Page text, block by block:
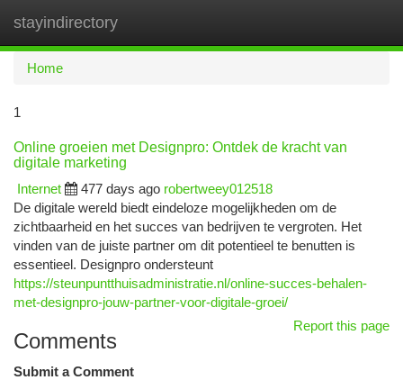
stayindirectory
Home
1
Online groeien met Designpro: Ontdek de kracht van
digitale marketing
Internet
477 days ago robertweey012518
De digitale wereld biedt eindeloze mogelijkheden om de
zichtbaarheid en het succes van bedrijven te vergroten. Het
vinden van de juiste partner om dit potentieel te benutten is
essentieel. Designpro ondersteunt
https://steunpuntthuisadministratie.nl/online-succes-behalen-
met-designpro-jouw-partner-voor-digitale-groei/
Report this page
Comments
Submit a Comment